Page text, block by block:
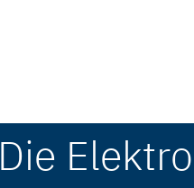
Die